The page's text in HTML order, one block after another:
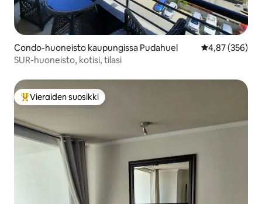
Condo-huoneisto kaupungissa Pudahuel
4,87 (356)
SUR-huoneisto, kotisi, tilasi
Vieraiden suosikkien parhaimmistoa
Vieraiden suosikki